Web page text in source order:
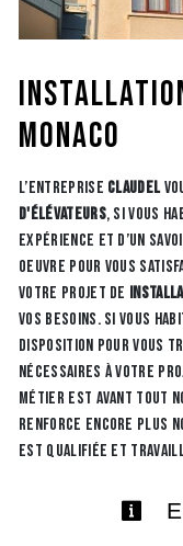
Monaco
L’entreprise CLAUDEL
d'élévateurs, si vous
expérience et d’un
oeuvre pour vous
votre projet de
vos besoins. Si vous
disposition pour vous
nécessaires à votre
métier est avant tout
renforce encore plus
est qualifiée et